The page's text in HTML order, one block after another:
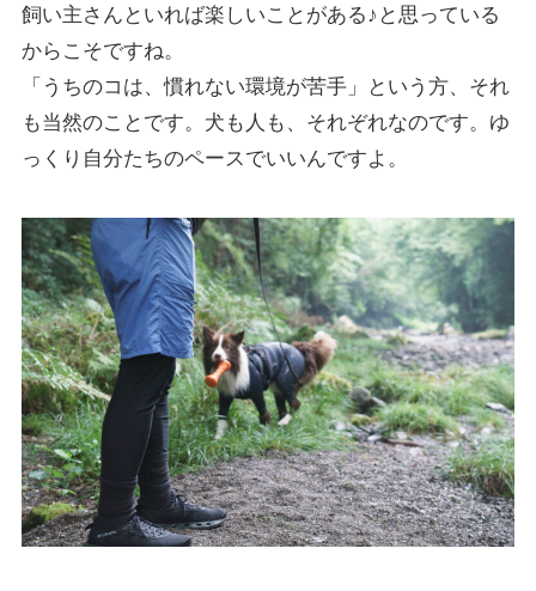
飼い主さんといれば楽しいことがある♪と思っている
からこそですね。
「うちのコは、慣れない環境が苦手」という方、それ
も当然のことです。犬も人も、それぞれなのです。ゆ
っくり自分たちのペースでいいんですよ。